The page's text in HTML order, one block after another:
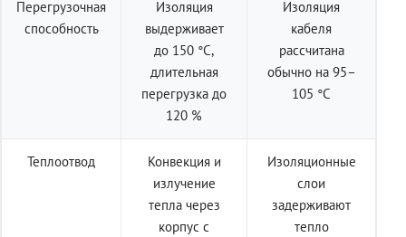
Перегрузочная
способность
Изоляция
выдерживает
до 150 °C,
длительная
перегрузка до
120 %
Изоляция
кабеля
рассчитана
обычно на 95–
105 °C
Теплоотвод
Конвекция и
излучение
тепла через
корпус с
Изоляционные
слои
задерживают
тепло